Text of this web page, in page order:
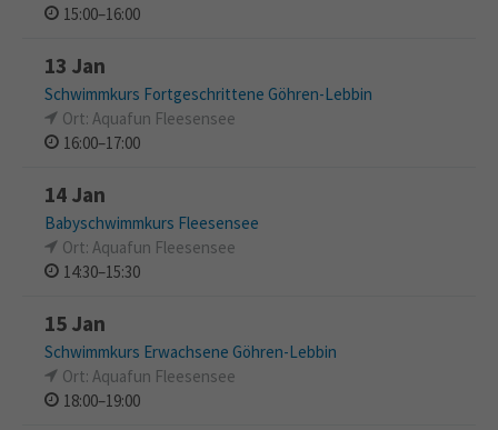
15:00–16:00
13 Jan
Schwimmkurs Fortgeschrittene Göhren-Lebbin
Ort: Aquafun Fleesensee
16:00–17:00
14 Jan
Babyschwimmkurs Fleesensee
Ort: Aquafun Fleesensee
14:30–15:30
15 Jan
Schwimmkurs Erwachsene Göhren-Lebbin
Ort: Aquafun Fleesensee
18:00–19:00